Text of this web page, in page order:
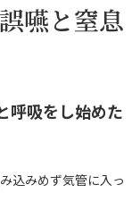
嚥と窒息
呼吸をし始めた
込みめず気管に入っ